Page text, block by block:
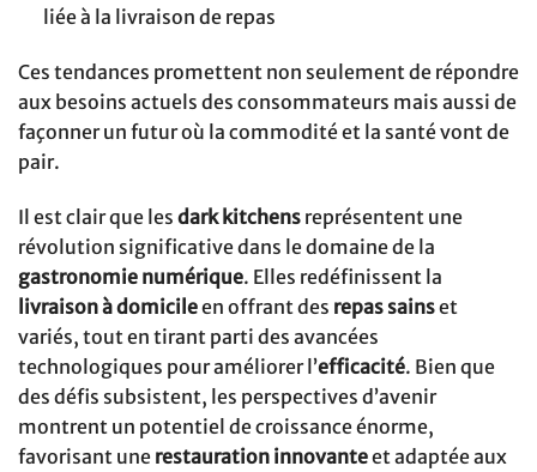
liée à la livraison de repas
Ces tendances promettent non seulement de répondre
aux besoins actuels des consommateurs mais aussi de
façonner un futur où la commodité et la santé vont de
pair.
Il est clair que les dark kitchens représentent une
révolution significative dans le domaine de la
gastronomie numérique. Elles redéfinissent la
livraison à domicileen offrant des repas sainset
variés, tout en tirant parti des avancées
technologiques pour améliorer l’efficacité. Bien que
des défis subsistent, les perspectives d’avenir
montrent un potentiel de croissance énorme,
favorisant une restauration innovanteet adaptée aux